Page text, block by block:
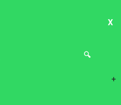
X
+